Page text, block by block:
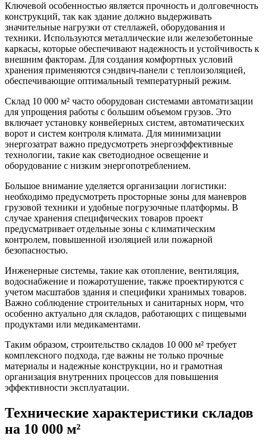
Ключевой особенностью является прочность и долговечность
конструкций, так как здание должно выдерживать
значительные нагрузки от стеллажей, оборудования и
техники. Используются металлические или железобетонные
каркасы, которые обеспечивают надежность и устойчивость к
внешним факторам. Для создания комфортных условий
хранения применяются сэндвич-панели с теплоизоляцией,
обеспечивающие оптимальный температурный режим.
Склад 10 000 м² часто оборудован системами автоматизации
для упрощения работы с большим объемом грузов. Это
включает установку конвейерных систем, автоматических
ворот и систем контроля климата. Для минимизации
энергозатрат важно предусмотреть энергоэффективные
технологии, такие как светодиодное освещение и
оборудование с низким энергопотреблением.
Большое внимание уделяется организации логистики:
необходимо предусмотреть просторные зоны для маневров
грузовой техники и удобные погрузочные платформы. В
случае хранения специфических товаров проект
предусматривает отдельные зоны с климатическим
контролем, повышенной изоляцией или пожарной
безопасностью.
Инженерные системы, такие как отопление, вентиляция,
водоснабжение и пожаротушение, также проектируются с
учетом масштабов здания и специфики хранимых товаров.
Важно соблюдение строительных и санитарных норм, что
особенно актуально для складов, работающих с пищевыми
продуктами или медикаментами.
Таким образом, строительство складов 10 000 м² требует
комплексного подхода, где важны не только прочные
материалы и надежные конструкции, но и грамотная
организация внутренних процессов для повышения
эффективности эксплуатации.
Технические характеристики складов
на 10 000 м²